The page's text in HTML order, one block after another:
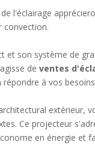
l'éclairage
convection.
et son système de
de ventes
à vos
extérieur,
Ce projecteur
en énergie et